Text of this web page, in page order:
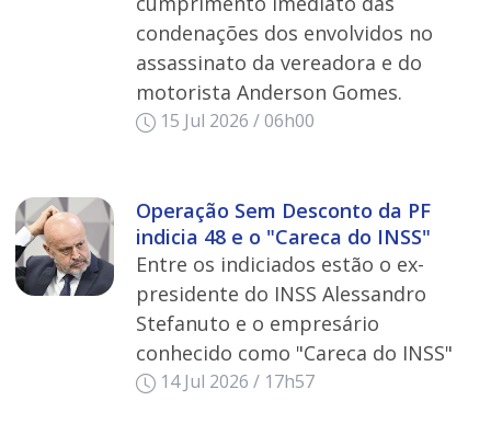
condenações dos envolvidos no
assassinato da vereadora e do
motorista Anderson Gomes.
15 Jul 2026 / 06h00
Operação Sem Desconto da PF
indicia 48 e o "Careca do INSS"
Entre os indiciados estão o ex-
presidente do INSS Alessandro
Stefanuto e o empresário
conhecido como "Careca do INSS"
14 Jul 2026 / 17h57